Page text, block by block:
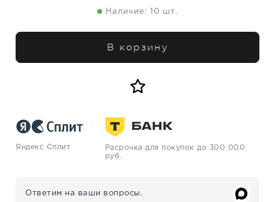
Наличие: 10 шт.
В корзину
Яндекс Сплит
Расрочка для покупок до 300 000
руб.
Ответим на ваши вопросы.